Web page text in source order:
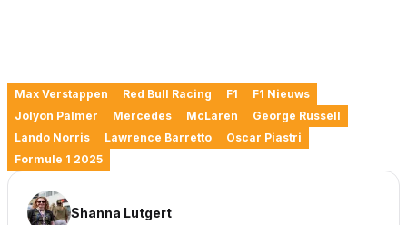
Max Verstappen Red Bull Racing F1
F1 Nieuws
Jolyon Palmer
Mercedes McLaren
George Russell
Lando Norris
Lawrence Barretto
Oscar Piastri
Formule 1 2025
Shanna Lutgert